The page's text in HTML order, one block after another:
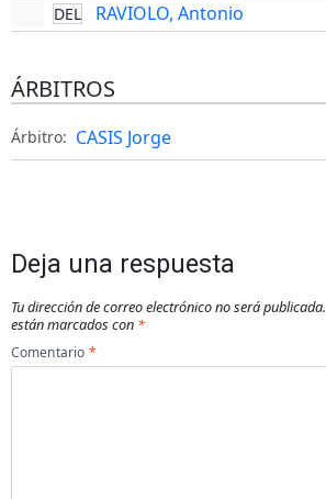
DEL RAVIOLO, Antonio
ÁRBITROS
Árbitro: CASIS Jorge
Deja una respuesta
Tu dirección de correo electrónico no será publicada.
están marcados con *
Comentario *